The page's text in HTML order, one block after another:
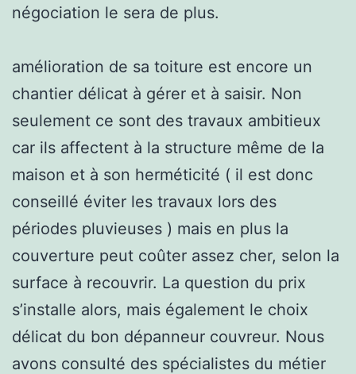
négociation le sera de plus.
amélioration de sa toiture est encore un
chantier délicat à gérer et à saisir. Non
seulement ce sont des travaux ambitieux
car ils affectent à la structure même de la
maison et à son herméticité ( il est donc
conseillé éviter les travaux lors des
périodes pluvieuses ) mais en plus la
couverture peut coûter assez cher, selon la
surface à recouvrir. La question du prix
s’installe alors, mais également le choix
délicat du bon dépanneur couvreur. Nous
avons consulté des spécialistes du métier